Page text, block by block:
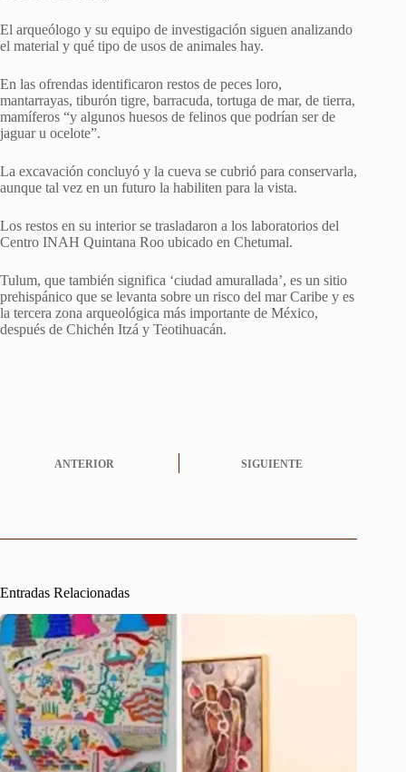
El arqueólogo y su equipo de investigación siguen analizando
el material y qué tipo de usos de animales hay.
En las ofrendas identificaron restos de peces loro,
mantarrayas, tiburón tigre, barracuda, tortuga de mar, de tierra,
mamíferos “y algunos huesos de felinos que podrían ser de
jaguar u ocelote”.
La excavación concluyó y la cueva se cubrió para conservarla,
aunque tal vez en un futuro la habiliten para la vista.
Los restos en su interior se trasladaron a los laboratorios del
Centro INAH Quintana Roo ubicado en Chetumal.
Tulum, que también significa ‘ciudad amurallada’, es un sitio
prehispánico que se levanta sobre un risco del mar Caribe y es
la tercera zona arqueológica más importante de México,
después de Chichén Itzá y Teotihuacán.
ANTERIOR SIGUIENTE
Entradas Relacionadas